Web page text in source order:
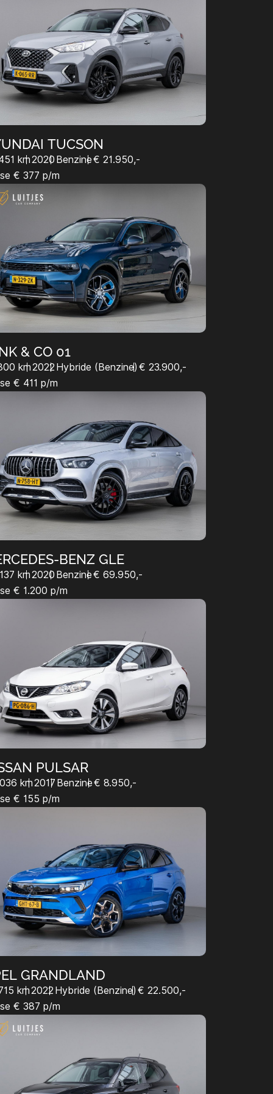
TUCSON
km2020 Benzine€ 21.950,-
€ 377 p/m
& CO 01
km2022 Hybride (Benzine) € 23.900,-
€ 411 p/m
BENZ GLE
km2020 Benzine€ 69.950,-
€ 1.200 p/m
PULSAR
km2017 Benzine€ 8.950,-
€ 155 p/m
GRANDLAND
km2022 Hybride (Benzine) € 22.500,-
€ 387 p/m